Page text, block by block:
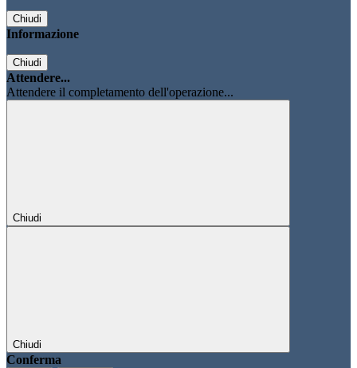
Chiudi
Informazione
Chiudi
Attendere...
Attendere il completamento dell'operazione...
Chiudi
Chiudi
Conferma